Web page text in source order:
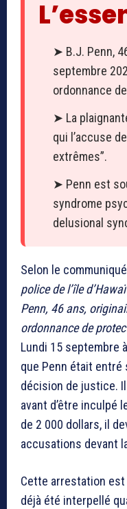
➤ B.J. Penn,
septembre
ordonnance
➤ La
qui l’accuse
extrêmes”.
➤ Penn est
syndrome
delusional
Selon le
police de l’île
Penn, 46 ans,
ordonnance de
Lundi 15 septembre
que Penn était
décision de justice.
avant d’être inculpé
de 2 000 dollars, il
accusations devant
Cette arrestation est
déjà été interpellé